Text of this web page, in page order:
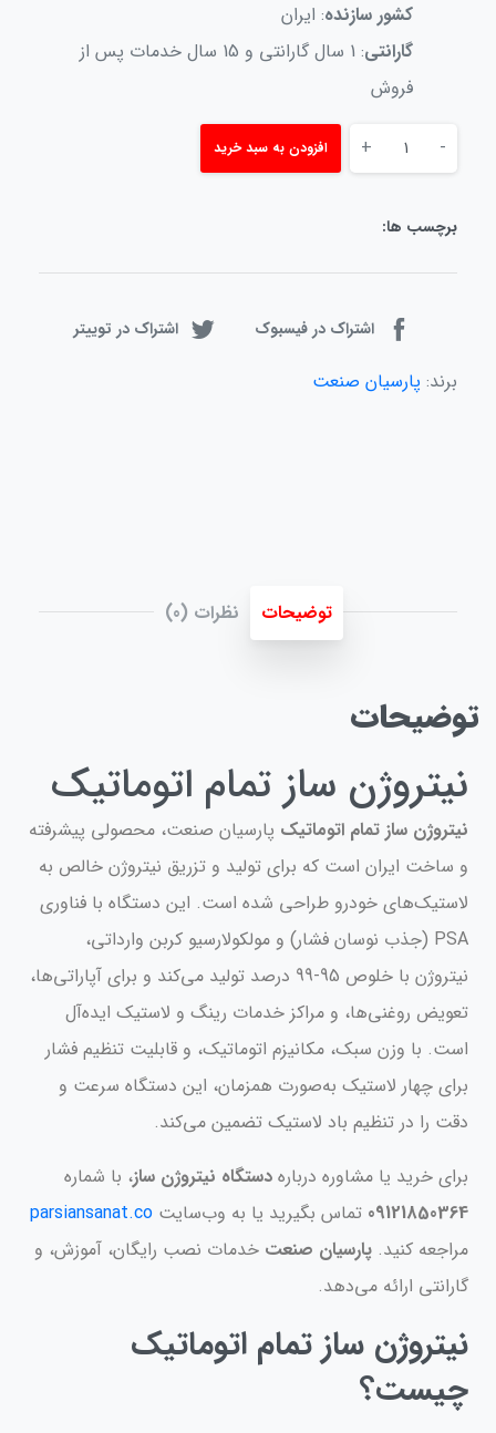
کشور سازنده: ایران
گارانتی
: 1 سال گارانتی و 15 سال خدمات پس از
فروش
-
+ افزودن به سبد خرید
برچسب ها:
اشتراک در فیسبوک اشتراک در توییتر
برند: پارسیان صنعت
توضیحات نظرات (0)
توضیحات
نیتروژن ساز تمام اتوماتیک
نیتروژن ساز تمام اتوماتیک پارسیان صنعت، محصولی پیشرفته
و ساخت ایران است که برای تولید و تزریق نیتروژن خالص به
لاستیک‌های خودرو طراحی شده است. این دستگاه با فناوری
PSA (جذب نوسان فشار) و مولکولارسیو کربن وارداتی،
نیتروژن با خلوص 95-99 درصد تولید می‌کند و برای آپاراتی‌ها،
تعویض روغنی‌ها، و مراکز خدمات رینگ و لاستیک ایده‌آل
است. با وزن سبک، مکانیزم اتوماتیک، و قابلیت تنظیم فشار
برای چهار لاستیک به‌صورت همزمان، این دستگاه سرعت و
دقت را در تنظیم باد لاستیک تضمین می‌کند.
برای خرید یا مشاوره درباره دستگاه نیتروژن ساز، با شماره
09121850364 تماس بگیرید یا به وب‌سایت parsiansanat.co
مراجعه کنید. پارسیان صنعت خدمات نصب رایگان، آموزش، و
گارانتی ارائه می‌دهد.
نیتروژن ساز تمام اتوماتیک
چیست؟